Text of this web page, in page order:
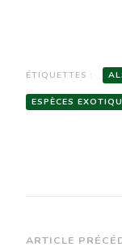
ÉTIQUETTES :
ESPÈCES
ARTICLE